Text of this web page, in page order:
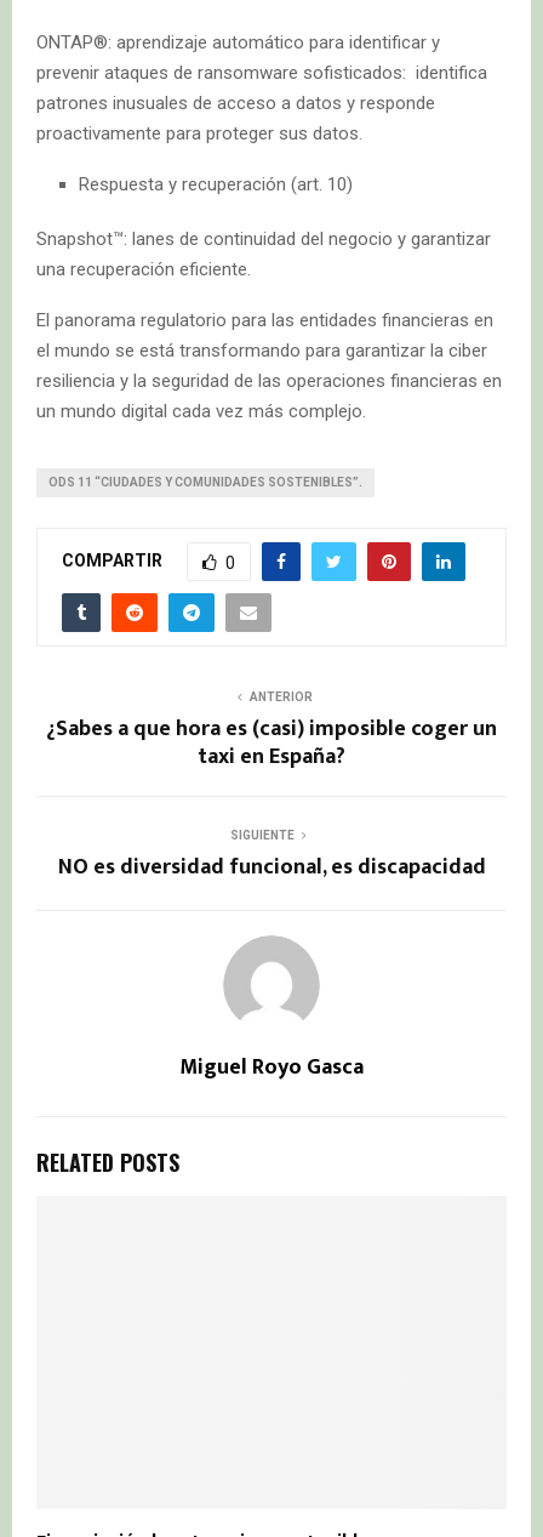
ONTAP®: aprendizaje automático para identificar y
prevenir ataques de ransomware sofisticados: identifica
patrones inusuales de acceso a datos y responde
proactivamente para proteger sus datos.
Respuesta y recuperación (art. 10)
Snapshot™: lanes de continuidad del negocio y garantizar
una recuperación eficiente.
El panorama regulatorio para las entidades financieras en
el mundo se está transformando para garantizar la ciber
resiliencia y la seguridad de las operaciones financieras en
un mundo digital cada vez más complejo.
ODS 11 “CIUDADES Y COMUNIDADES SOSTENIBLES”.
COMPARTIR 0
ANTERIOR
¿Sabes a que hora es (casi) imposible coger un
taxi en España?
SIGUIENTE
NO es diversidad funcional, es discapacidad
Miguel Royo Gasca
RELATED POSTS